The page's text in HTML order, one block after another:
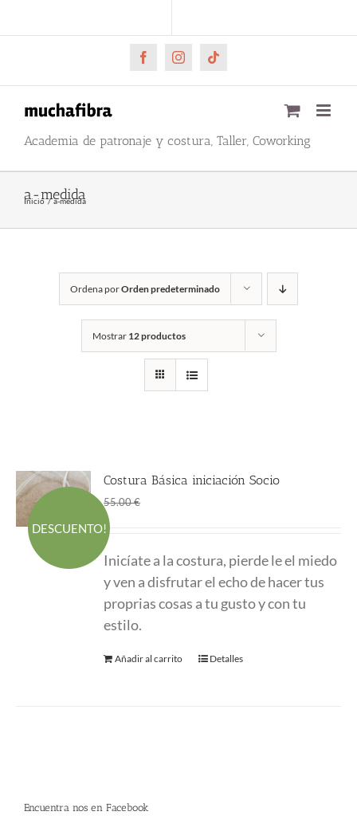
al
FacebookInstagramTiktok
Academia de patronaje y costura, Taller, Coworking
a-medida
Inicio a-medida
Ordena porOrden predeterminado
Mostrar 12 productos
DESCUENTO!
Costura Básica iniciación Socio
55.00€
era:
55.00 €.
es:
45.00 €.
Inicíate a la costura, pierde le el miedo
y ven a disfrutar el echo de hacer tus
proprias cosas a tu gusto y con tu
estilo.
Añadir al carrito Detalles
Encuentra nos en Facebook